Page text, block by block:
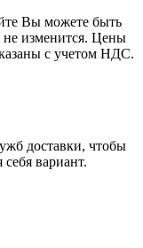
Вы можете быть
не изменится. Цены
с учетом НДС.
доставки, чтобы
вариант.